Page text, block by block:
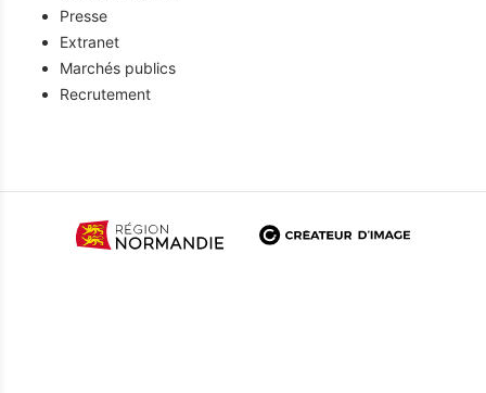
Presse
Extranet
Marchés publics
Recrutement